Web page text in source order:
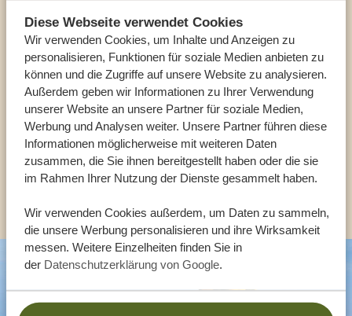
Diese Webseite verwendet Cookies
Wir verwenden Cookies, um Inhalte und Anzeigen zu
personalisieren, Funktionen für soziale Medien anbieten zu
können und die Zugriffe auf unsere Website zu analysieren.
Außerdem geben wir Informationen zu Ihrer Verwendung
unserer Website an unsere Partner für soziale Medien,
Werbung und Analysen weiter. Unsere Partner führen diese
Informationen möglicherweise mit weiteren Daten
zusammen, die Sie ihnen bereitgestellt haben oder die sie
im Rahmen Ihrer Nutzung der Dienste gesammelt haben.
Wir verwenden Cookies außerdem, um Daten zu sammeln,
die unsere Werbung personalisieren und ihre Wirksamkeit
messen. Weitere Einzelheiten finden Sie in
der Datenschutzerklärung von Google.
Sprechen Sie mit einem
Reiseberater
UNSERE EXPERTEN HELFEN IHNEN GERN
DE:+494087407061